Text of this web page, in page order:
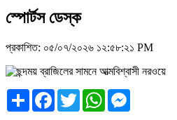
স্পোর্টস ডেস্ক
প্রকাশিত: ০৫/০৭/২০২৬ ১২:৫৮:২১ PM
Share Facebook
TwitterWhatsApp